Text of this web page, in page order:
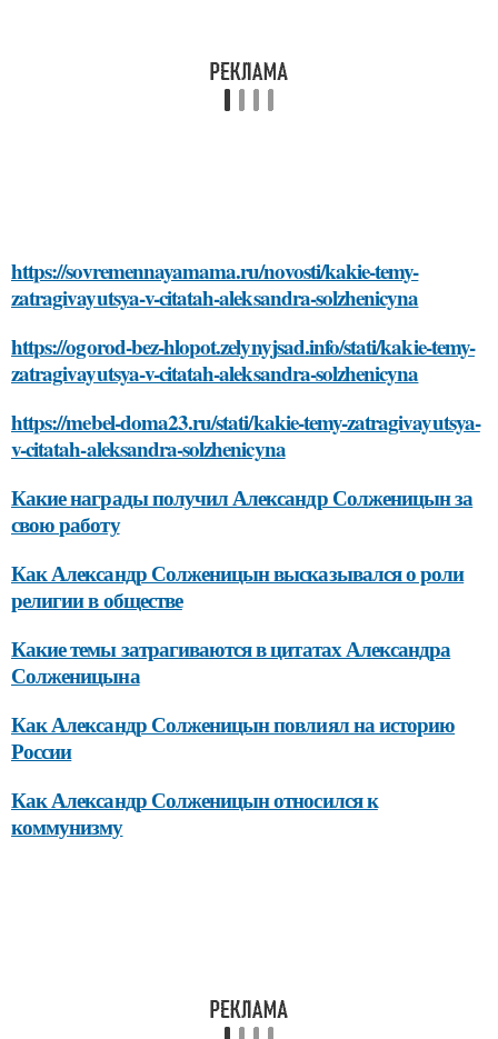
https://sovremennayamama.ru/novosti/kakie-temy-
zatragivayutsya-v-citatah-aleksandra-solzhenicyna
https://ogorod-bez-hlopot.zelynyjsad.info/stati/kakie-temy-
zatragivayutsya-v-citatah-aleksandra-solzhenicyna
https://mebel-doma23.ru/stati/kakie-temy-zatragivayutsya-
v-citatah-aleksandra-solzhenicyna
Какие награды получил Александр Солженицын за
свою работу
Как Александр Солженицын высказывался о роли
религии в обществе
Какие темы затрагиваются в цитатах Александра
Солженицына
Как Александр Солженицын повлиял на историю
России
Как Александр Солженицын относился к
коммунизму